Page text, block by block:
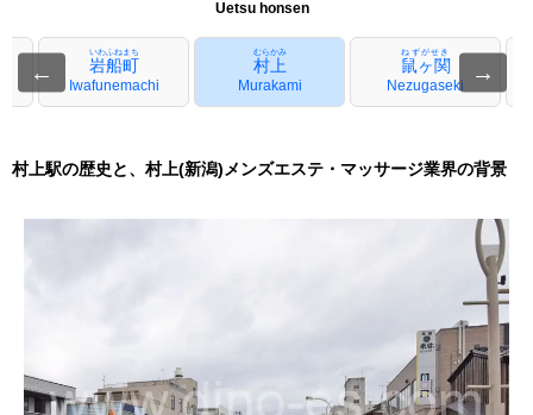
Uetsu honsen
← 岩船町
いわふねまち
Iwafunemachi
村上
むらかみ
Murakami
鼠ヶ関
ねずがせき
Nezugaseki
→
村上駅の歴史と、村上(新潟)メンズエステ・マッサージ業界の背景